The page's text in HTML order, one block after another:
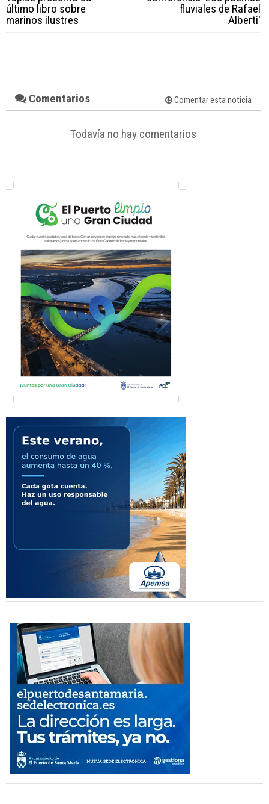
último libro sobre
marinos ilustres
fluviales de Rafael
Alberti'
Comentarios Comentar esta noticia
Todavía no hay comentarios